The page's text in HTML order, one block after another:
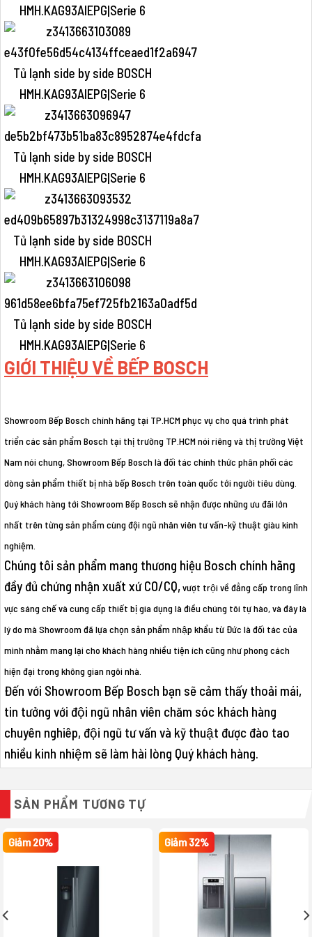
GIỚI THIỆU VỀ BẾP BOSCH
Showroom Bếp Bosch chính hãng tại TP.HCM phục vụ cho quá trình phát
triển các sản phẩm Bosch tại thị trường TP.HCM nói riêng và thị trường Việt
Nam nói chung, Showroom Bếp Bosch là đối tác chính thức phân phối các
dòng sản phẩm thiết bị nhà bếp Bosch trên toàn quốc tới người tiêu dùng.
Quý khách hàng tới Showroom Bếp Bosch sẽ nhận được những ưu đãi lớn
nhất trên từng sản phẩm cùng đội ngũ nhân viên tư vấn-kỹ thuật giàu kinh
nghiệm.
Chúng tôi sản phẩm mang thương hiệu Bosch chính hãng
đầy đủ chứng nhận xuất xứ CO/CQ, vượt trội về đẳng cấp trong lĩnh
vực sáng chế và cung cấp thiết bị gia dụng là điều chúng tôi tự hào, và đây là
lý do mà Showroom đã lựa chọn sản phẩm nhập khẩu từ Đức là đối tác của
mình nhằm mang lại cho khách hàng nhiều tiện ích cũng như phong cách
hiện đại trong không gian ngôi nhà.
Đến với Showroom Bếp Bosch bạn sẽ cảm thấy thoải mái,
tin tưởng với đội ngũ nhân viên chăm sóc khách hàng
chuyên nghiêp, đội ngũ tư vấn và kỹ thuật được đào tao
nhiều kinh nhiệm sẽ làm hài lòng Quý khách hàng.
SẢN PHẨM TƯƠNG TỰ
Giảm 20% Giảm 32%